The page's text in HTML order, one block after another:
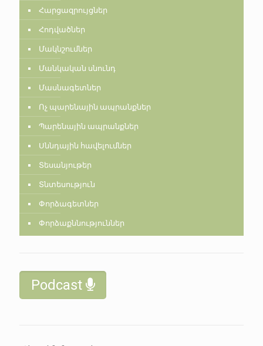
Հարցազրույցներ
Հոդվածներ
Մակնշումներ
Մանկական սնունդ
Մասնագետներ
Ոչ պարենային ապրանքներ
Պարենային ապրանքներ
Սննդային հավելումներ
Տեսանյութեր
Տնտեսություն
Փորձագետներ
Փորձաքննություններ
Podcast